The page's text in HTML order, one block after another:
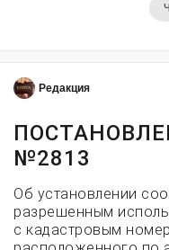
Редакция
№2813
Об установлении
разрешенным
с кадастровым